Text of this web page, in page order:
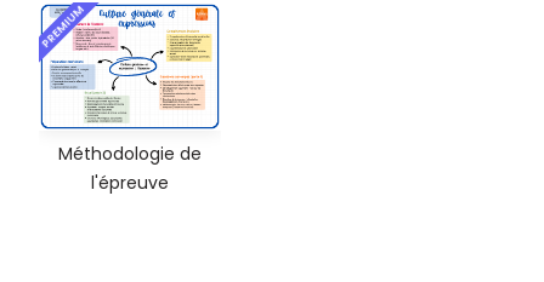
PREMIUM
Méthodologie de
l'épreuve